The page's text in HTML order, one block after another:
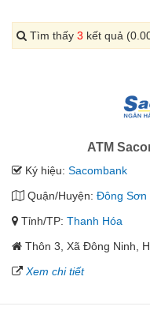
Tìm thấy 3 kết quả
ATM
Ký hiệu: Sacombank
Quận/Huyện: Đông Sơn
Tỉnh/TP: Thanh Hóa
Thôn 3, Xã Đông Ninh,
Xem chi tiết